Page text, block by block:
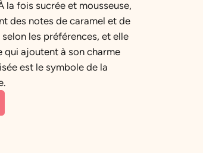
la fois sucrée et mousseuse,
des notes de caramel et de
les préférences, et elle
qui ajoutent à son charme
est le symbole de la